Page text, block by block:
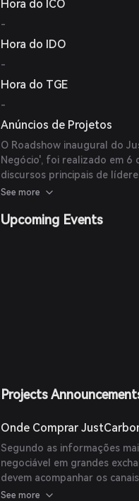
Hora do ICO
-
Hora do IDO
-
Hora do TGE
-
Anúncios de Projetos
O Roadshow inaugural do
Negócio', foi realizado em
discursos principais de
primeiro programa de
See more
Upcoming Events
Projects
Onde Comprar
Segundo as informações
negociável em grandes
devem acompanhar os
disponibilidade de
See more